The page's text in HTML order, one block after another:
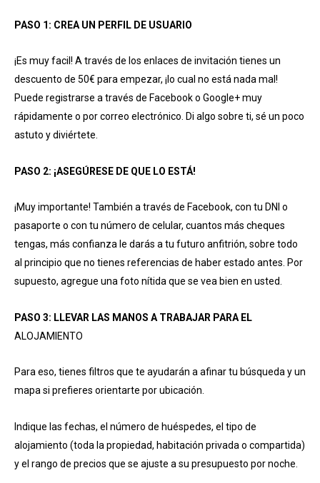
PASO 1: CREA UN PERFIL DE USUARIO
¡Es muy facil! A través de los enlaces de invitación tienes un
descuento de 50€ para empezar, ¡lo cual no está nada mal!
Puede registrarse a través de Facebook o Google+ muy
rápidamente o por correo electrónico. Di algo sobre ti, sé un poco
astuto y diviértete.
PASO 2: ¡ASEGÚRESE DE QUE LO ESTÁ!
¡Muy importante! También a través de Facebook, con tu DNI o
pasaporte o con tu número de celular, cuantos más cheques
tengas, más confianza le darás a tu futuro anfitrión, sobre todo
al principio que no tienes referencias de haber estado antes. Por
supuesto, agregue una foto nítida que se vea bien en usted.
PASO 3: LLEVAR LAS MANOS A TRABAJAR PARA EL
ALOJAMIENTO
Para eso, tienes filtros que te ayudarán a afinar tu búsqueda y un
mapa si prefieres orientarte por ubicación.
Indique las fechas, el número de huéspedes, el tipo de
alojamiento (toda la propiedad, habitación privada o compartida)
y el rango de precios que se ajuste a su presupuesto por noche.